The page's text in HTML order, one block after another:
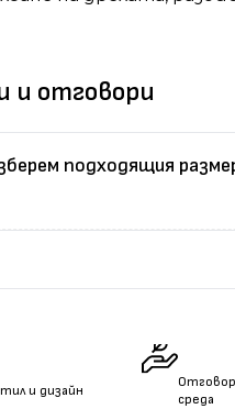
и отговори
подходящия
обиколкатана талията.
и дизайн
среда